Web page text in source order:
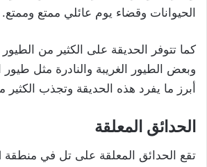
الحيوانات وقضاء يوم عائلي ممتع وممتع.
كما تتوفر ​​الحديقة على الكثير من الطيور
وبعض الطيور الغريبة والنادرة مثل طيور
أبرز ما يفرد هذه الحديقة وتجذب الكثير
الحدائق المعلقة